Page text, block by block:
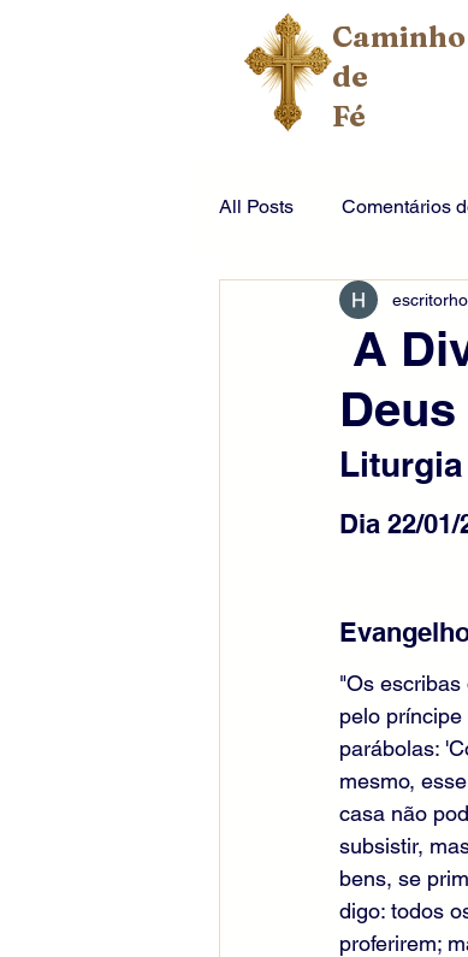
Caminho
de
Fé
All Posts Comentários
A
Deus
Dia 22/
"Os
pelo
parábolas:
mesmo,
casa não
subsistir,
bens, se
digo: todos
proferirem;